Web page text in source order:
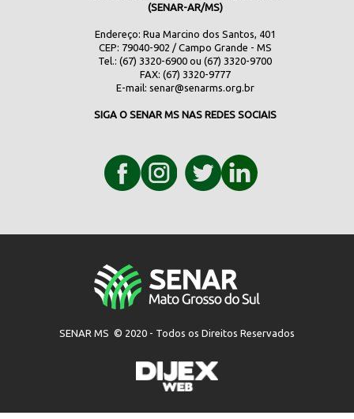
(SENAR-AR/MS)
Endereço: Rua Marcino dos Santos, 401
CEP: 79040-902 / Campo Grande - MS
Tel.: (67) 3320-6900 ou (67) 3320-9700
FAX: (67) 3320-9777
E-mail: senar@senarms.org.br
SIGA O SENAR MS NAS REDES SOCIAIS
SENAR MS © 2020 - Todos os Direitos Reservados